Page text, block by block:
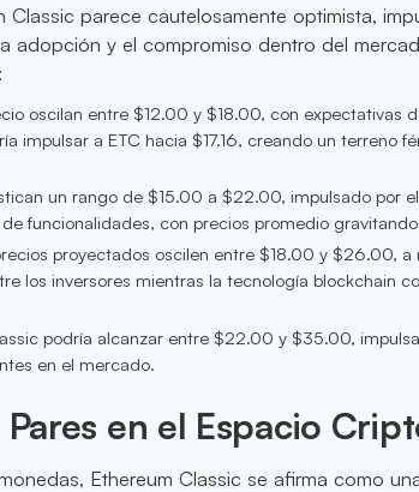
Classic parece cautelosamente optimista,
adopción y el compromiso dentro del
oscilan entre $12.00 y $18.00, con expectativas
impulsar a ETC hacia $17.16, creando un terreno
un rango de $15.00 a $22.00, impulsado por
funcionalidades, con precios promedio
proyectados oscilen entre $18.00 y $26.00, a
los inversores mientras la tecnología blockchain
podría alcanzar entre $22.00 y $35.00,
en el mercado.
en el Espacio
Ethereum Classic se afirma como